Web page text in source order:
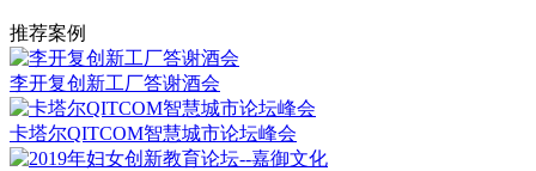
推荐案例
李开复创新工厂答谢酒会
卡塔尔QITCOM智慧城市论坛峰会